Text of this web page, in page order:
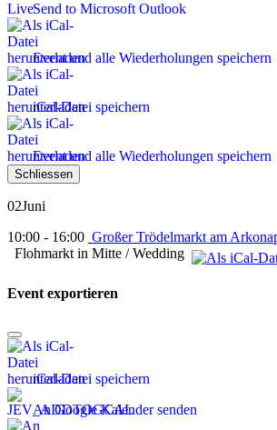
Send to Microsoft Outlook
Event und alle Wiederholungen speichern
iCal-Datei speichern
Event und alle Wiederholungen speichern
Schliessen
02Juni
10:00 - 16:00 Großer Trödelmarkt am
Flohmarkt in Mitte / Wedding
Event exportieren
iCal-Datei speichern
An Google Kalender senden